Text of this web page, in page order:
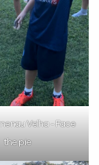
Velha - Face
the pie
e